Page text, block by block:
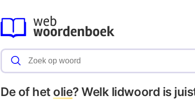
De of het olie? Welk lidwoord is